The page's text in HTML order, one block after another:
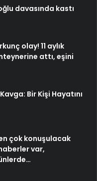
davasında kastı
olay! 11 aylık
attı, eşini
Bir Kişi Hayatını
çok konuşulacak
var,